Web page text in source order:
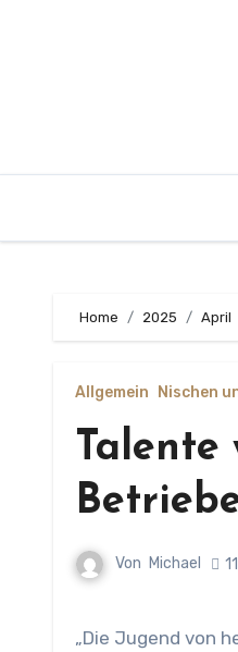
Home 2025 April
Allgemein Nischen
Talente
Von Michael
„Die Jugend von heute will nur Work-Life-Balance, Homeoffice und schnelle Karriere!“ – Solche oder ähnliche